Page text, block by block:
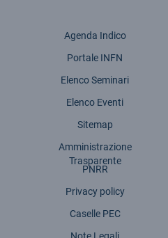
Agenda Indico
Portale INFN
Elenco Seminari
Elenco Eventi
Sitemap
Amministrazione
Trasparente
PNRR
Privacy policy
Caselle PEC